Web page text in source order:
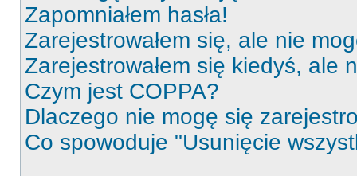
Zapomniałem hasła!
Zarejestrowałem się, ale nie
Zarejestrowałem się kiedyś, ale
Czym jest COPPA?
Dlaczego nie mogę się
Co spowoduje "Usunięcie